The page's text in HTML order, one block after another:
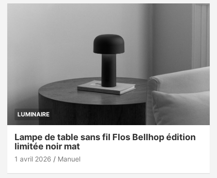
LUMINAIRE
Lampe de table sans fil Flos Bellhop édition
limitée noir mat
1 avril 2026 Manuel